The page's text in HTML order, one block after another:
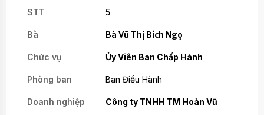
5
Bà Vũ Thị Bích Ngọ
Ủy Viên Ban Chấp Hành
Ban Điều Hành
Công ty TNHH TM Hoàn Vũ